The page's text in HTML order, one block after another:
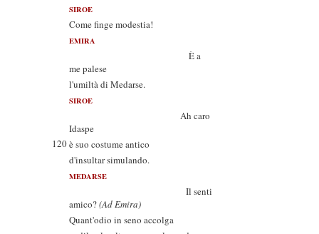
SIROE
Come finge modestia!
EMIRA
È a
me palese
l'umiltà di Medarse.
SIROE
Ah caro
Idaspe
120è suo costume antico
d'insultar simulando.
MEDARSE
Il senti
amico?(Ad Emira)
Quant'odio in seno accolga